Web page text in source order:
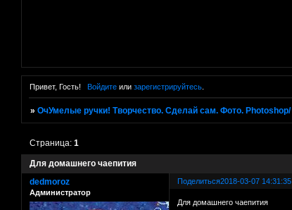
Привет, Гость! Войдитеили зарегистрируйтесь.
»ОчУмелые ручки! Творчество. Сделай сам. Фото. Photoshop/
Для домашнего чаепития
Страница:1
Поделиться2018-03-07 14:31:35
dedmoroz
Администратор
Для домашнего чаепития